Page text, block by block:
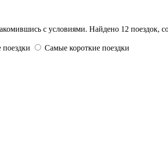
с условиями. Найдено 12 поездок,
Самые короткие поездки